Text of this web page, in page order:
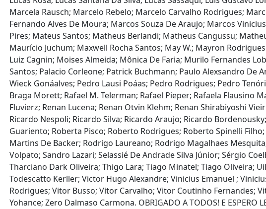
Marcela Rausch; Marcelo Rebelo; Marcelo Carvalho Rodrigues;
Fernando Alves De Moura; Marcos Souza De Araujo; Marcos
Pires; Mateus Santos; Matheus Berlandi; Matheus Cangussu;
Maurício Juchum; Maxwell Rocha Santos; May W.; Mayron
Luiz Cagnin; Moises Almeida; Mônica De Faria; Murilo Fernandes
Santos; Palacio Corleone; Patrick Buchmann; Paulo Alexsandro De
Wieck Gonáalves; Pedro Lausi Poáas; Pedro Rodrigues; Pedro
Braga Morett; Rafael M. Telerman; Rafael Pieper; Rafaela Flausino
Fluvierz; Renan Lucena; Renan Otvin Klehm; Renan Shirabiyoshi
Ricardo Nespoli; Ricardo Silva; Ricardo Araujo; Ricardo
Guariento; Roberta Pisco; Roberto Rodrigues; Roberto Spinelli
Martins De Backer; Rodrigo Laureano; Rodrigo Magalhaes
Volpato; Sandro Lazari; Selassié De Andrade Silva Júnior; Sérgio
Tharciano Dark Oliveira; Thigo Lara; Tiago Minatel; Tiago Oliveira;
Todescatto Kerller; Victor Hugo Alexandre; Vinicius Emanuel ;
Rodrigues; Vitor Busso; Vitor Carvalho; Vitor Coutinho Fernandes;
Yohance; Zero Dalmaso Carmona. OBRIGADO A TODOS! E